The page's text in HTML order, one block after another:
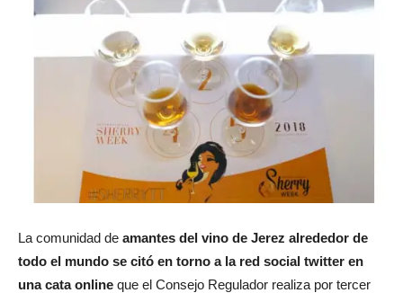
La comunidad de amantes del vino de Jerez alrededor de
todo el mundo se citó en torno a la red social twitter en
una cata online que el Consejo Regulador realiza por tercer